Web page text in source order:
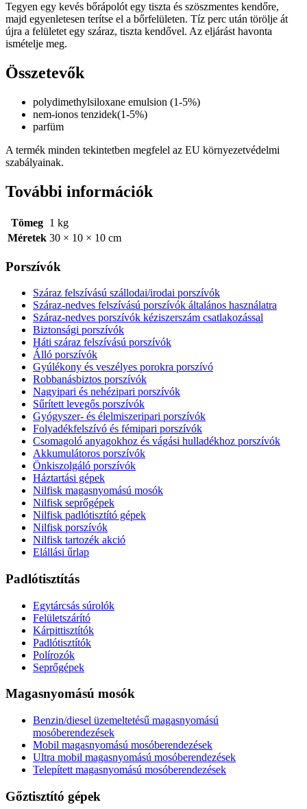
Tegyen egy kevés bőrápolót egy tiszta és szöszmentes kendőre,
majd egyenletesen terítse el a bőrfelületen. Tíz perc után törölje át
újra a felületet egy száraz, tiszta kendővel. Az eljárást havonta
ismételje meg.
Összetevők
polydimethylsiloxane emulsion (1-5%)
nem-ionos tenzidek(1-5%)
parfüm
A termék minden tekintetben megfelel az EU környezetvédelmi
szabályainak.
További információk
Tömeg 1 kg
Méretek 30 × 10 × 10 cm
Porszívók
Száraz felszívású szállodai/irodai porszívók
Száraz-nedves felszívású porszívók általános használatra
Száraz-nedves porszívók kéziszerszám csatlakozással
Biztonsági porszívók
Háti száraz felszívású porszívók
Álló porszívók
Gyúlékony és veszélyes porokra porszívó
Robbanásbiztos porszívók
Nagyipari és nehézipari porszívók
Sűrített levegős porszívók
Gyógyszer- és élelmiszeripari porszívók
Folyadékfelszívó és fémipari porszívók
Csomagoló anyagokhoz és vágási hulladékhoz porszívók
Akkumulátoros porszívók
Önkiszolgáló porszívók
Háztartási gépek
Nilfisk magasnyomású mosók
Nilfisk seprőgépek
Nilfisk padlótisztító gépek
Nilfisk porszívók
Nilfisk tartozék akció
Elállási űrlap
Padlótisztítás
Egytárcsás súrolók
Felületszárító
Kárpittisztítók
Padlótisztítók
Polírozók
Seprőgépek
Magasnyomású mosók
Benzin/diesel üzemeltetésű magasnyomású
mosóberendezések
Mobil magasnyomású mosóberendezések
Ultra mobil magasnyomású mosóberendezések
Telepített magasnyomású mosóberendezések
Gőztisztító gépek